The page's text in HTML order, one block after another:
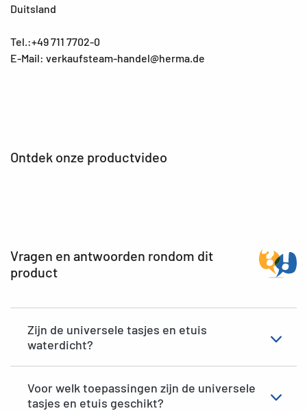
Duitsland
Tel.:+49 711 7702-0
E-Mail: verkaufsteam-handel@herma.de
Ontdek onze productvideo
Vragen en antwoorden rondom dit
product
Zijn de universele tasjes en etuis
waterdicht?
Voor welk toepassingen zijn de universele
tasjes en etuis geschikt?